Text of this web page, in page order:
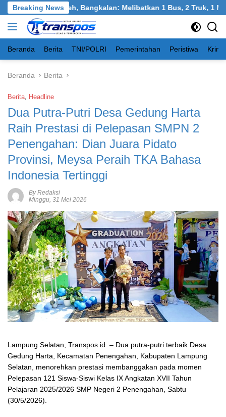
Langsung
ke
konten
Breaking News
Burneh, Bangkalan: Melibatkan 1 Bus, 2 Truk, 1 Mobil, 1
Beranda Berita TNI/POLRI Pemerintahan Peristiwa
Beranda Berita
Berita, Headline
Dua Putra-Putri Desa Gedung Harta
Raih Prestasi di Pelepasan SMPN 2
Penengahan: Dian Juara Pidato
Provinsi, Meysa Peraih TKA Bahasa
Indonesia Tertinggi
By Redaksi
Minggu, 31 Mei 2026
Lampung Selatan, Transpos.id. – Dua putra-putri terbaik Desa
Gedung Harta, Kecamatan Penengahan, Kabupaten Lampung
Selatan, menorehkan prestasi membanggakan pada momen
Pelepasan 121 Siswa-Siswi Kelas IX Angkatan XVII Tahun
Pelajaran 2025/2026 SMP Negeri 2 Penengahan, Sabtu
(30/5/2026).